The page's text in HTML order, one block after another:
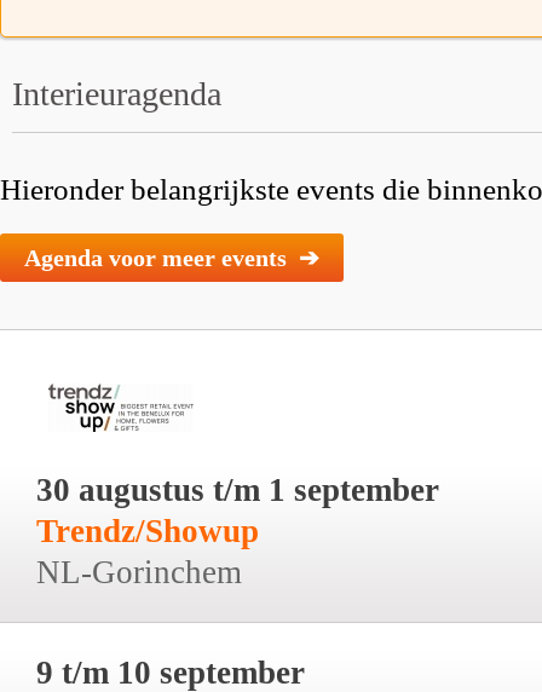
Interieuragenda
Hieronder belangrijkste events die
Agenda voor meer events ➔
30 augustus t/m 1 september
Trendz/Showup
NL-Gorinchem
9 t/m 10 september